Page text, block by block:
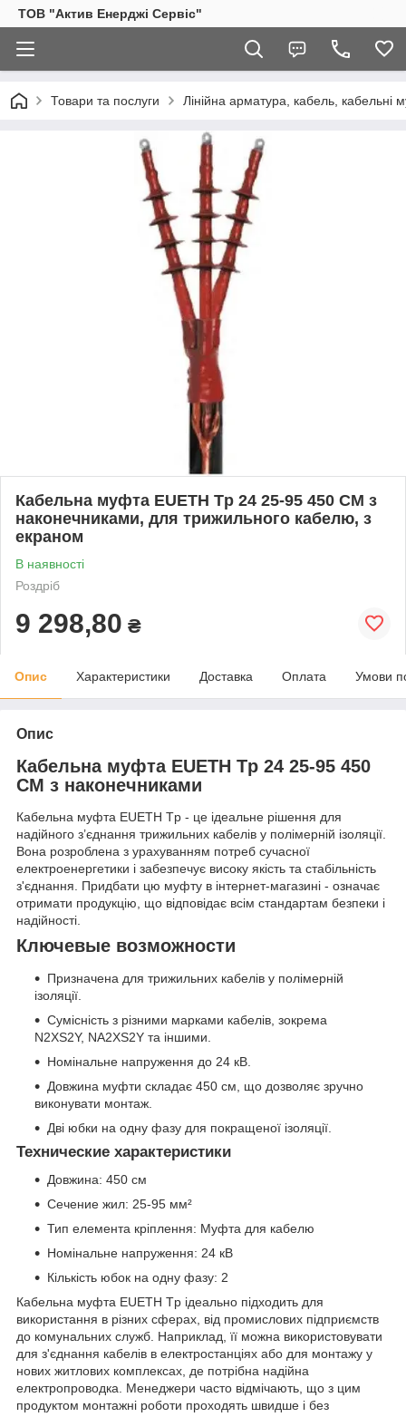
ТОВ "Актив Енерджі Сервіс"
Товари та послуги Лінійна арматура, кабель, кабельні
Кабельна муфта EUETH Tp 24 25-95 450 СМ з
наконечниками, для трижильного кабелю, з
екраном
В наявності
Роздріб
9 298,80 ₴
Опис Характеристики Доставка Оплата Умови
Опис
Кабельна муфта EUETH Tp 24 25-95 450
СМ з наконечниками
Кабельна муфта EUETH Tp - це ідеальне рішення для
надійного з’єднання трижильних кабелів у полімерній ізоляції.
Вона розроблена з урахуванням потреб сучасної
електроенергетики і забезпечує високу якість та стабільність
з'єднання. Придбати цю муфту в інтернет-магазині - означає
отримати продукцію, що відповідає всім стандартам безпеки і
надійності.
Ключевые возможности
Призначена для трижильних кабелів у полімерній
ізоляції.
Сумісність з різними марками кабелів, зокрема
N2XS2Y, NA2XS2Y та іншими.
Номінальне напруження до 24 кВ.
Довжина муфти складає 450 см, що дозволяє зручно
виконувати монтаж.
Дві юбки на одну фазу для покращеної ізоляції.
Технические характеристики
Довжина: 450 см
Сечение жил: 25-95 мм²
Тип елемента кріплення: Муфта для кабелю
Номінальне напруження: 24 кВ
Кількість юбок на одну фазу: 2
Кабельна муфта EUETH Tp ідеально підходить для
використання в різних сферах, від промислових підприємств
до комунальних служб. Наприклад, її можна використовувати
для з'єднання кабелів в електростанціях або для монтажу у
нових житлових комплексах, де потрібна надійна
електропроводка. Менеджери часто відмічають, що з цим
продуктом монтажні роботи проходять швидше і без